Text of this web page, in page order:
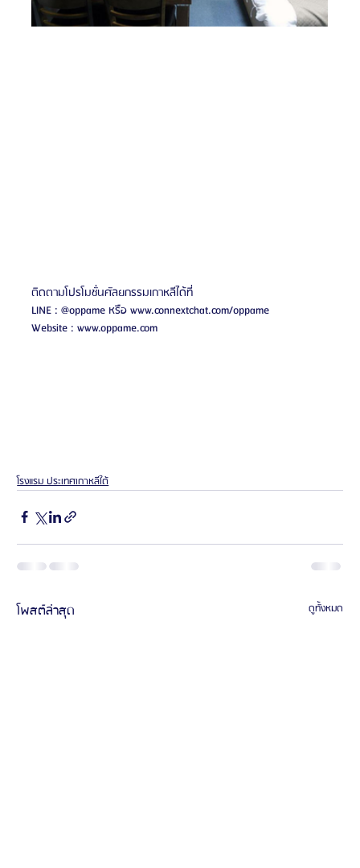
ติดตามโปรโมชั่นศัลยกรรมเกาหลีได้ที่
LINE : @oppame หรือ www.connextchat.com/oppame
Website : www.oppame.com
โรงแรม ประเทศเกาหลีใต้
โพสต์ล่าสุด ดูทั้งหมด